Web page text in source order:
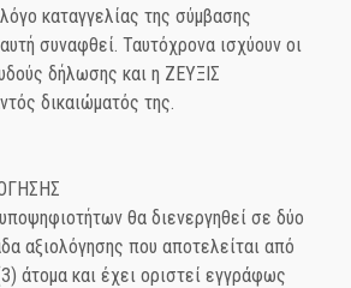
καταγγελίας της σύμβασης
συναφθεί. Ταυτόχρονα ισχύουν οι
δήλωσης και η ΖΕΥΞΙΣ
δικαιώματός της.
θα διενεργηθεί σε δύο
αξιολόγησης που αποτελείται από
άτομα και έχει οριστεί εγγράφως